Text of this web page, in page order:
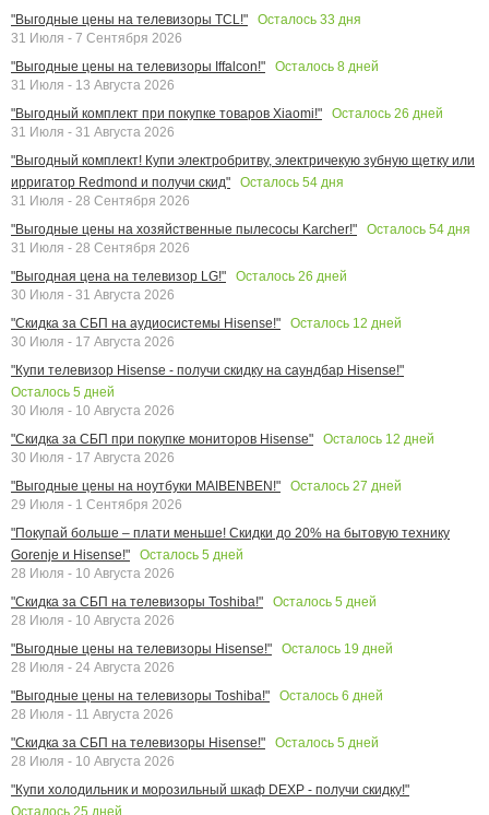
"Выгодные цены на телевизоры TCL!"
Осталось 33 дня
31 Июля - 7 Сентября 2026
"Выгодные цены на телевизоры Iffalcon!"
Осталось 8 дней
31 Июля - 13 Августа 2026
"Выгодный комплект при покупке товаров Xiaomi!"
Осталось 26 дней
31 Июля - 31 Августа 2026
"Выгодный комплект! Купи электробритву, электричекую зубную щетку или
ирригатор Redmond и получи скид"
Осталось 54 дня
31 Июля - 28 Сентября 2026
"Выгодные цены на хозяйственные пылесосы Karcher!"
Осталось 54 дня
31 Июля - 28 Сентября 2026
"Выгодная цена на телевизор LG!"
Осталось 26 дней
30 Июля - 31 Августа 2026
"Скидка за СБП на аудиосистемы Hisense!"
Осталось 12 дней
30 Июля - 17 Августа 2026
"Купи телевизор Hisense - получи скидку на саундбар Hisense!"
Осталось 5 дней
30 Июля - 10 Августа 2026
"Скидка за СБП при покупке мониторов Hisense"
Осталось 12 дней
30 Июля - 17 Августа 2026
"Выгодные цены на ноутбуки MAIBENBEN!"
Осталось 27 дней
29 Июля - 1 Сентября 2026
"Покупай больше – плати меньше! Скидки до 20% на бытовую технику
Gorenje и Hisense!"
Осталось 5 дней
28 Июля - 10 Августа 2026
"Скидка за СБП на телевизоры Toshiba!"
Осталось 5 дней
28 Июля - 10 Августа 2026
"Выгодные цены на телевизоры Hisense!"
Осталось 19 дней
28 Июля - 24 Августа 2026
"Выгодные цены на телевизоры Toshiba!"
Осталось 6 дней
28 Июля - 11 Августа 2026
"Скидка за СБП на телевизоры Hisense!"
Осталось 5 дней
28 Июля - 10 Августа 2026
"Купи холодильник и морозильный шкаф DEXP - получи скидку!"
Осталось 25 дней